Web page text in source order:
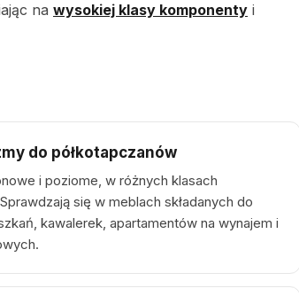
na wysokiej klasy komponenty i
do półkotapczanów
i poziome, w różnych klasach
się w meblach składanych do
kawalerek, apartamentów na wynajem i